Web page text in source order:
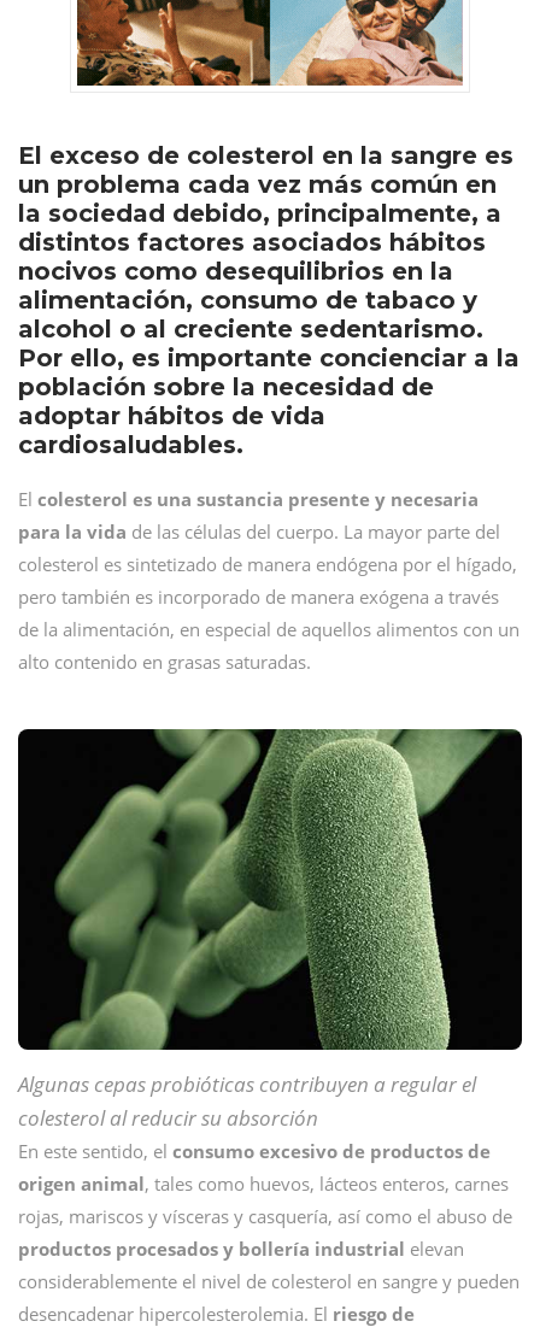
El exceso de colesterol en la sangre es
un problema cada vez más común en
la sociedad debido, principalmente, a
distintos factores asociados hábitos
nocivos como desequilibrios en la
alimentación, consumo de tabaco y
alcohol o al creciente sedentarismo.
Por ello, es importante concienciar a la
población sobre la necesidad de
adoptar hábitos de vida
cardiosaludables.
El colesterol es una sustancia presente y necesaria
para la vida de las células del cuerpo. La mayor parte del
colesterol es sintetizado de manera endógena por el hígado,
pero también es incorporado de manera exógena a través
de la alimentación, en especial de aquellos alimentos con un
alto contenido en grasas saturadas.
Algunas cepas probióticas contribuyen a regular el
colesterol al reducir su absorción
En este sentido, el consumo excesivo de productos de
origen animal, tales como huevos, lácteos enteros, carnes
rojas, mariscos y vísceras y casquería, así como el abuso de
productos procesados y bollería industrial elevan
considerablemente el nivel de colesterol en sangre y pueden
desencadenar hipercolesterolemia. El riesgo de